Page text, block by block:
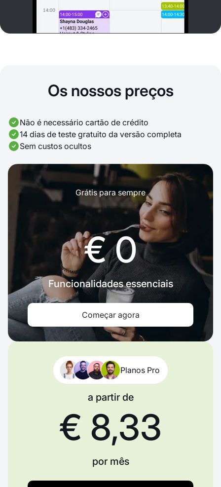
Os nossos preços
Não é necessário cartão de crédito
14 dias de teste gratuito da versão completa
Sem custos ocultos
Grátis para sempre
€ 0
Funcionalidades essenciais
Começar agora
Planos Pro
a partir de
€ 8,33
por mês